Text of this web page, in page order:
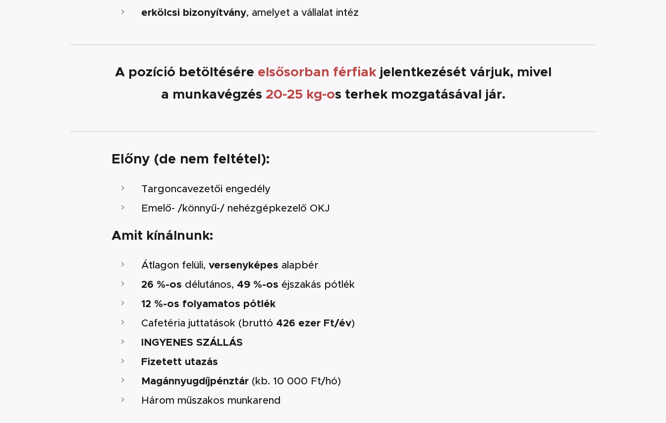
erkölcsi bizonyítvány, amelyet a vállalat intéz
A pozíció betöltésére elsősorban férfiakjelentkezését várjuk, mivel
a munkavégzés 20-25 kg-os terhek mozgatásával jár.
Előny (de nem feltétel):
Targoncavezetői engedély
Emelő- /könnyű-/ nehézgépkezelő OKJ
Amit kínálnunk:
Átlagon felüli, versenyképes alapbér
26 %-os délutános, 49 %-os éjszakás pótlék
12 %-os folyamatos pótlék
Cafetéria juttatások (bruttó 426 ezer Ft/év)
INGYENES SZÁLLÁS
Fizetett utazás
Magánnyugdíjpénztár(kb. 10 000 Ft/hó)
Három műszakos munkarend